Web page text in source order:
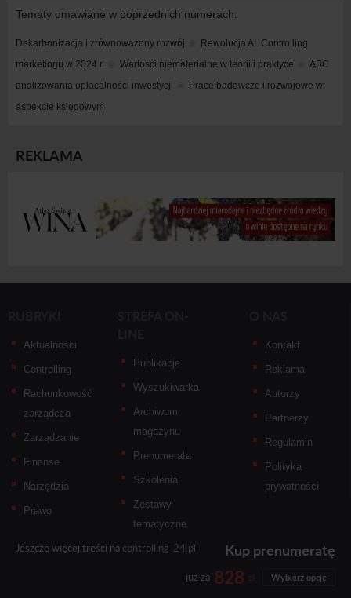
Tematy omawiane w poprzednich numerach:
Dekarbonizacja i zrównoważony rozwój
Rewolucja AI. Controlling
marketingu w 2024 r.
Wartości niematerialne w teorii i praktyce
ABC
analizowania opłacalności inwestycji
Prace badawcze i rozwojowe w
aspekcie księgowym
REKLAMA
Aktualności
Controlling
Rachunkowość
zarządcza
Zarządzanie
Finanse
Narzędzia
Prawo
Publikacje
Wyszukiwarka
Archiwum
magazynu
Prenumerata
Szkolenia
Zestawy
tematyczne
Kontakt
Reklama
Autorzy
Partnerzy
Regulamin
Polityka
prywatności
Jeszcze więcej treści na controlling-24.pl Kup prenumeratę
już za 828 zł Wybierz opcje